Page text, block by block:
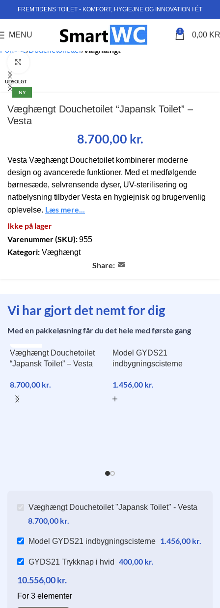
FREMTIDENS TOILET - KOMFORT, HYGIEJNE OG INNOVATION I ÉT
MENU 0 0,00
Forside Douchetoiletter Væghængt
UDSOLGT
NY
Væghængt Douchetoilet “Japansk Toilet” –
Vesta
8.700,00 kr.
Vesta Væghængt Douchetoilet kombinerer moderne
design og avancerede funktioner. Med et medfølgende
børnesæde, selvrensende dyser, UV-sterilisering og
natbelysning tilbyder Vesta en hygiejnisk og brugervenlig
oplevelse. Læs mere...
Ikke på lager
Varenummer (SKU):955
Kategori: Væghængt
Share:
Vi har gjort det nemt for dig
Med en pakkeløsning får du det hele med første gang
UDSOLGT
Væghængt Douchetoilet
“Japansk Toilet” – Vesta
8.700,00 kr.
Model GYDS21
indbygningscisterne
1.456,00 kr.
Væghængt Douchetoilet "Japansk Toilet" - Vesta
8.700,00 kr.
Model GYDS21 indbygningscisterne 1.456,00 kr.
GYDS21 Trykknap i hvid 400,00 kr.
10.556,00kr.
For 3 elementer